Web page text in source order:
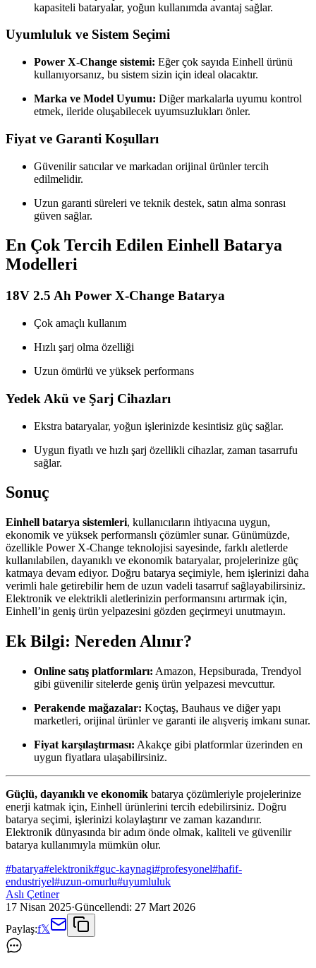
kapasiteli bataryalar, yoğun kullanımda avantaj sağlar.
Uyumluluk ve Sistem Seçimi
Power X-Change sistemi: Eğer çok sayıda Einhell ürünü
kullanıyorsanız, bu sistem sizin için ideal olacaktır.
Marka ve Model Uyumu: Diğer markalarla uyumu kontrol
etmek, ileride oluşabilecek uyumsuzlukları önler.
Fiyat ve Garanti Koşulları
Güvenilir satıcılar ve markadan orijinal ürünler tercih
edilmelidir.
Uzun garanti süreleri ve teknik destek, satın alma sonrası
güven sağlar.
En Çok Tercih Edilen Einhell Batarya
Modelleri
18V 2.5 Ah Power X-Change Batarya
Çok amaçlı kullanım
Hızlı şarj olma özelliği
Uzun ömürlü ve yüksek performans
Yedek Akü ve Şarj Cihazları
Ekstra bataryalar, yoğun işlerinizde kesintisiz güç sağlar.
Uygun fiyatlı ve hızlı şarj özellikli cihazlar, zaman tasarrufu
sağlar.
Sonuç
Einhell batarya sistemleri, kullanıcıların ihtiyacına uygun,
ekonomik ve yüksek performanslı çözümler sunar. Günümüzde,
özellikle Power X-Change teknolojisi sayesinde, farklı aletlerde
kullanılabilen, dayanıklı ve ekonomik bataryalar, projelerinize güç
katmaya devam ediyor. Doğru batarya seçimiyle, hem işlerinizi daha
verimli hale getirebilir hem de uzun vadeli tasarruf sağlayabilirsiniz.
Elektronik ve elektrikli aletlerinizin performansını artırmak için,
Einhell’in geniş ürün yelpazesini gözden geçirmeyi unutmayın.
Ek Bilgi: Nereden Alınır?
Online satış platformları: Amazon, Hepsiburada, Trendyol
gibi güvenilir sitelerde geniş ürün yelpazesi mevcuttur.
Perakende mağazalar: Koçtaş, Bauhaus ve diğer yapı
marketleri, orijinal ürünler ve garanti ile alışveriş imkanı sunar.
Fiyat karşılaştırması: Akakçe gibi platformlar üzerinden en
uygun fiyatlara ulaşabilirsiniz.
Güçlü, dayanıklı ve ekonomik batarya çözümleriyle projelerinize
enerji katmak için, Einhell ürünlerini tercih edebilirsiniz. Doğru
batarya seçimi, işlerinizi kolaylaştırır ve zaman kazandırır.
Elektronik dünyasında bir adım önde olmak, kaliteli ve güvenilir
batarya kullanımıyla mümkün olur.
#batarya#elektronik#guc-kaynagi#profesyonel#hafif-
endustriyel#uzun-omurlu#uyumluluk
Aslı Çetiner
17 Nisan 2025·Güncellendi: 27 Mart 2026
Paylaş:f𝕏